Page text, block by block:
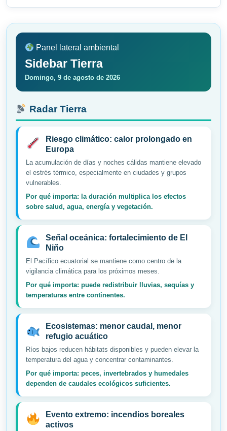
Panel lateral ambiental
Sidebar Tierra
Domingo, 9 de agosto de 2026
Radar Tierra
Riesgo climático: calor prolongado en
Europa
La acumulación de días y noches cálidas mantiene elevado
el estrés térmico, especialmente en ciudades y grupos
vulnerables.
Por qué importa: la duración multiplica los efectos
sobre salud, agua, energía y vegetación.
Señal oceánica: fortalecimiento de El
Niño
El Pacífico ecuatorial se mantiene como centro de la
vigilancia climática para los próximos meses.
Por qué importa: puede redistribuir lluvias, sequías y
temperaturas entre continentes.
Ecosistemas: menor caudal, menor
refugio acuático
Ríos bajos reducen hábitats disponibles y pueden elevar la
temperatura del agua y concentrar contaminantes.
Por qué importa: peces, invertebrados y humedales
dependen de caudales ecológicos suficientes.
Evento extremo: incendios boreales
activos